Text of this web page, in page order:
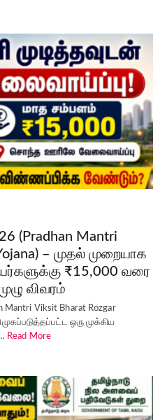
(Pradhan Mantri
– முதல் முறையாக
₹15,000 வரை
விவரம்
Mantri Viksit Bharat Rozgar
ஒரு முக்கிய
Read More